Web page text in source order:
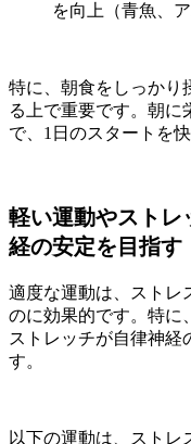
を向上（青魚、ア
特に、朝食をしっかり
る上で重要です。朝に
で、1日のスタートを
軽い運動やストレ
経の安定を目指す
適度な運動は、ストレ
のに効果的です。特に
ストレッチが自律神経
す。
以下の運動は、ストレ